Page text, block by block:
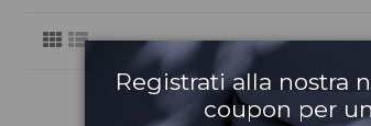
Registrati alla nostra
coupon per